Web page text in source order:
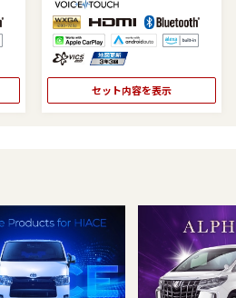
セット内容を表示